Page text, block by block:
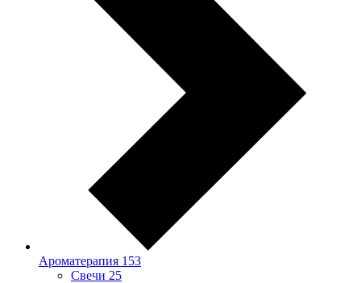
Ароматерапия 153
Свечи 25